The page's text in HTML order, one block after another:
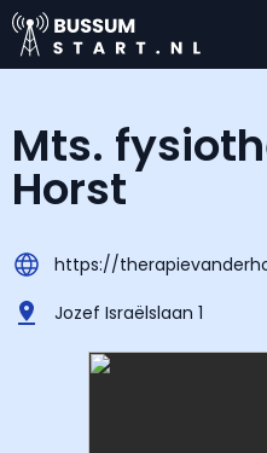
Mts.
Horst
https://
Jozef Israëlslaan 1